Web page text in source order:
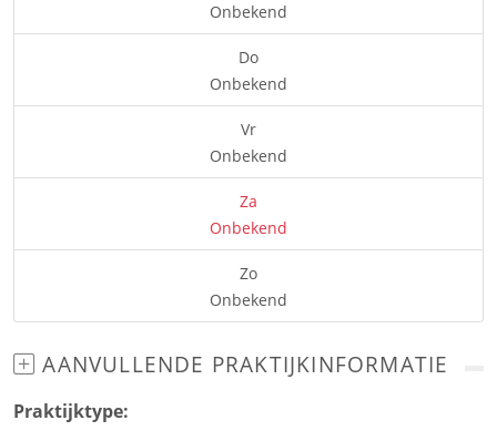
Onbekend
Do
Onbekend
Vr
Onbekend
Za
Onbekend
Zo
Onbekend
AANVULLENDE PRAKTIJKINFORMATIE
Praktijktype: